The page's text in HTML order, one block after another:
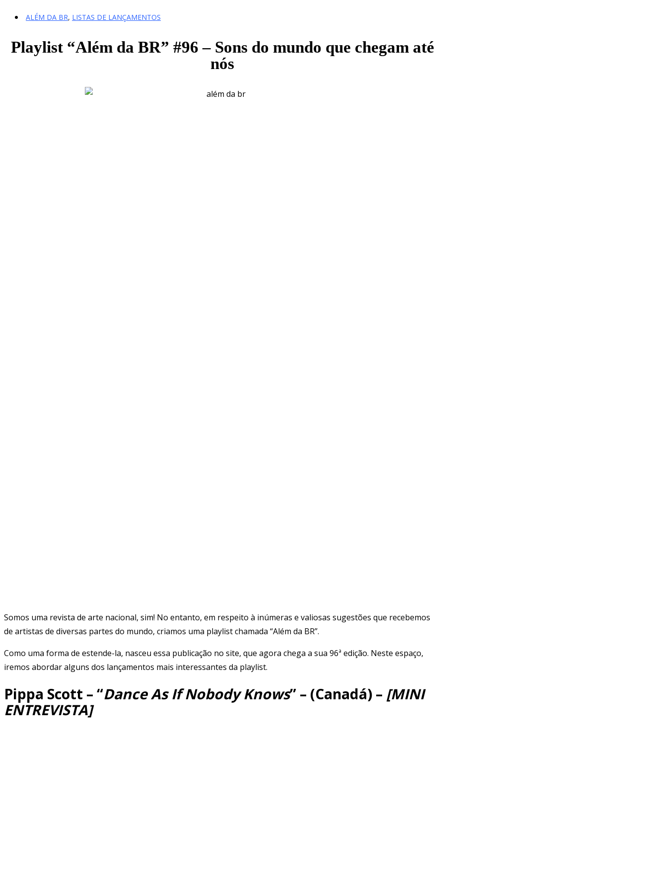
ALÉM DA BR, LISTAS DE LANÇAMENTOS
Playlist “Além da BR” #96 – Sons do mundo que chegam até
nós
Somos uma revista de arte nacional, sim! No entanto, em respeito à inúmeras e valiosas sugestões que recebemos
de artistas de diversas partes do mundo, criamos uma playlist chamada “Além da BR”.
Como uma forma de estende-la, nasceu essa publicação no site, que agora chega a sua 96ª edição. Neste espaço,
iremos abordar alguns dos lançamentos mais interessantes da playlist.
Pippa Scott – “Dance As If Nobody Knows” – (Canadá) – [MINI
ENTREVISTA]